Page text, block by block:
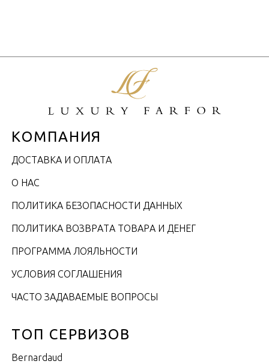
КОМПАНИЯ
ДОСТАВКА И ОПЛАТА
О НАС
ПОЛИТИКА БЕЗОПАСНОСТИ ДАННЫХ
ПОЛИТИКА ВОЗВРАТА ТОВАРА И ДЕНЕГ
ПРОГРАММА ЛОЯЛЬНОСТИ
УСЛОВИЯ СОГЛАШЕНИЯ
ЧАСТО ЗАДАВАЕМЫЕ ВОПРОСЫ
ТОП СЕРВИЗОВ
Bernardaud